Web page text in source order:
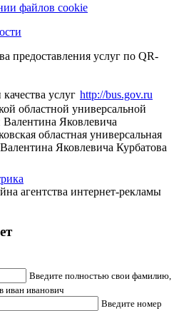
файлов cookie
предоставления услуг по QR-
http://bus.gov.ru
областной универсальной
Яковлевича
областная универсальная
Яковлевича Курбатова
агентства интернет-рекламы
Введите полностью свои фамилию,
иван иванович
Введите номер